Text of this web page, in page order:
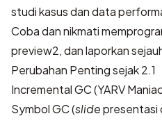
studi kasus dan data
Coba dan nikmati
preview2, dan laporkan
Perubahan Penting sejak 2.1
Incremental GC(YARV
Symbol GC(slidepresentasi